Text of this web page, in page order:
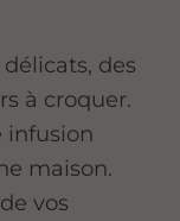
des
à croquer.
infusion
maison.
vos